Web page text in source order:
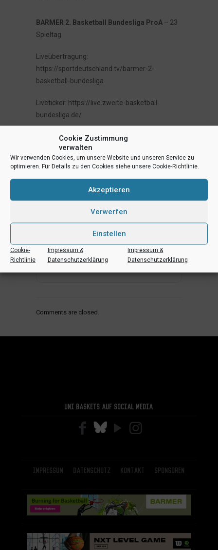
Cookie Zustimmung
verwalten
Wir verwenden Cookies, um unsere Website und unseren Service zu
optimieren. Für Details zu den Cookies siehe unsere Cookie-Richtlinie.
Akzeptieren
Verwerfen
Einstellen
Cookie-
Richtlinie
Impressum &
Datenschutzerklärung
Impressum &
Datenschutzerklärung
BARMER 2. Basketball Bundesliga ProA – 23
Spieltag
Liveübertragung:
https://sportdeutschland.tv/barmer-2-
basketball-bundesliga
Liveticker: https://live.zweite-basketball-
bundesliga.de/
+ Zu Google Kalender hinzufügen
+ iCal / Outlook exportieren
Comments are closed.
Uni Baskets auf Social Media
Impressum Datenschutz Kontakt Sponsoren